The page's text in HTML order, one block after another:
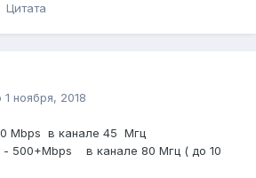
Цитата
1 ноября, 2018
Mbps в канале 45 Мгц
500+Mbps в канале 80 Мгц ( до 10